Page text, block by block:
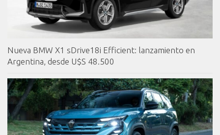
Nueva BMW X1 sDrive18i Efficient: lanzamiento en
Argentina, desde U$S 48.500